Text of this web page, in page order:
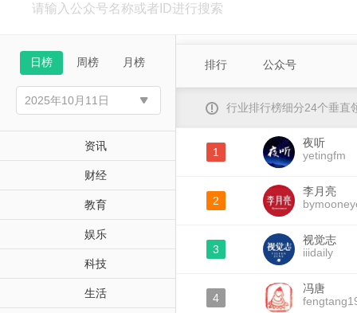
日榜 周榜 月榜
资讯
财经
教育
娱乐
科技
生活
排行 公众号
行业排行榜细分24个垂直
1
夜听
yetingfm
2
李月亮
3
视觉志
iiidaily
4
冯唐